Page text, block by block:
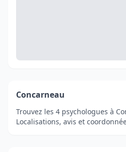
Concarneau
Trouvez les 4 psychologues à
Localisations, avis et